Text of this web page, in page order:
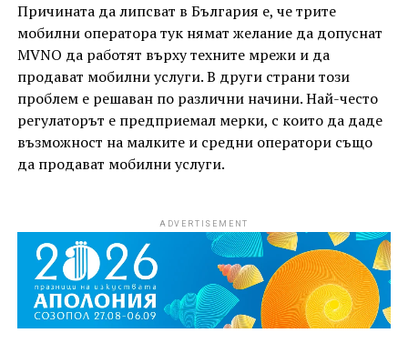
Причината да липсват в България е, че трите
мобилни оператора тук нямат желание да допуснат
MVNO да работят върху техните мрежи и да
продават мобилни услуги. В други страни този
проблем е решаван по различни начини. Най-често
регулаторът е предприемал мерки, с които да даде
възможност на малките и средни оператори също
да продават мобилни услуги.
ADVERTISEMENT